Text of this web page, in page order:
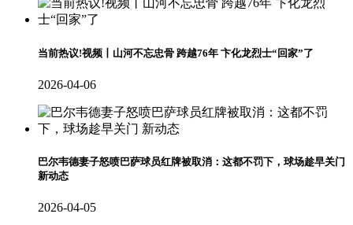
当前热议!视频丨山河不忘忠骨 跨越76年 卞化龙烈士“回家”了
2026-04-06
巴尔韦德妻子怒喷巴萨球员红牌被取消：这都不罚下，球场趁早关门
新动态
2026-04-05